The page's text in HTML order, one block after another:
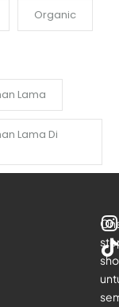
Organic
Lama
Lama Di